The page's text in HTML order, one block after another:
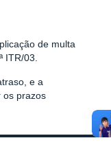
de multa
ITR/03.
e a
os prazos